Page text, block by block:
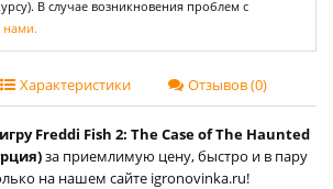
В случае возникновения проблем с
нами.
Характеристики Отзывов (0)
Freddi Fish 2: The Case of The Haunted
за приемлимую цену, быстро и в пару
на нашем сайте igronovinka.ru!